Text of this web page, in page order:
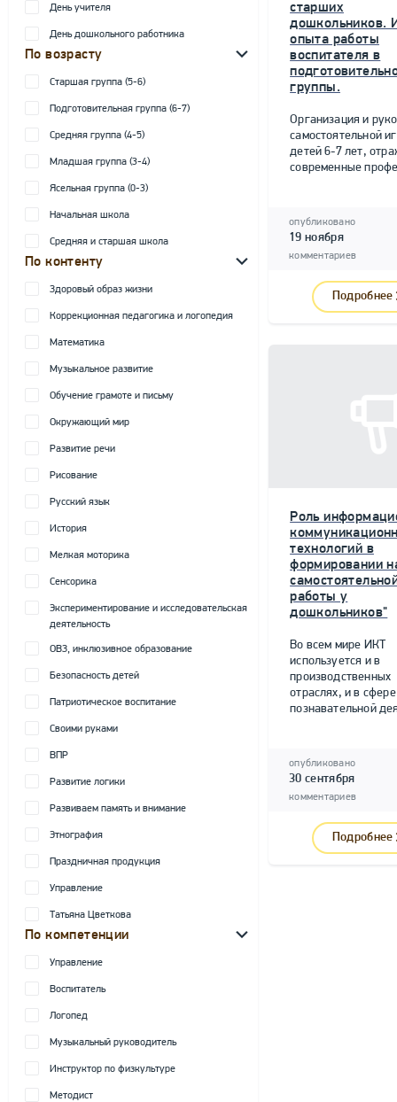
День учителя
День дошкольного работника
По возрасту
Старшая группа (5-6)
Подготовительная группа (6-7)
Средняя группа (4-5)
Младшая группа (3-4)
Ясельная группа (0-3)
Начальная школа
Средняя и старшая школа
По контенту
Здоровый образ жизни
Коррекционная педагогика и логопедия
Математика
Музыкальное развитие
Обучение грамоте и письму
Окружающий мир
Развитие речи
Рисование
Русский язык
История
Мелкая моторика
Сенсорика
Экспериментирование и исследовательская
деятельность
ОВЗ, инклюзивное образование
Безопасность детей
Патриотическое воспитание
Своими руками
ВПР
Развитие логики
Развиваем память и внимание
Этнография
Праздничная продукция
Управление
Татьяна Цветкова
По компетенции
Управление
Воспитатель
Логопед
Музыкальный руководитель
Инструктор по физкультуре
Методист
старших
дошкольников.
опыта работы
воспитателя в
группы.
Организация и
самостоятельной
детей 6-7 лет,
современные
опубликовано
19 ноября
комментариев
Подробнее
Роль
технологий в
формировании
работы у
дошкольников"
Во всем мире ИКТ
используется и в
производственных
отраслях, и в сфере
познавательной
опубликовано
30 сентября
комментариев
Подробнее